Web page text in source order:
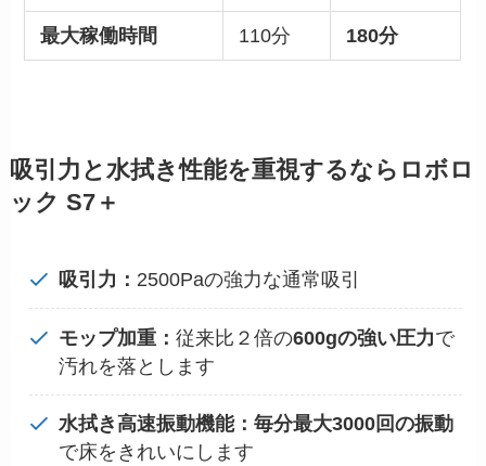
最大稼働時間 110分 180分
吸引力と水拭き性能を重視するなら ロボロ
ック S7＋
吸引力： 2500Paの強力な通常吸引
モップ加重： 従来比２倍の600gの強い圧力で
汚れを落とします
水拭き高速振動機能：毎分最大3000回の振動
で床をきれいにします